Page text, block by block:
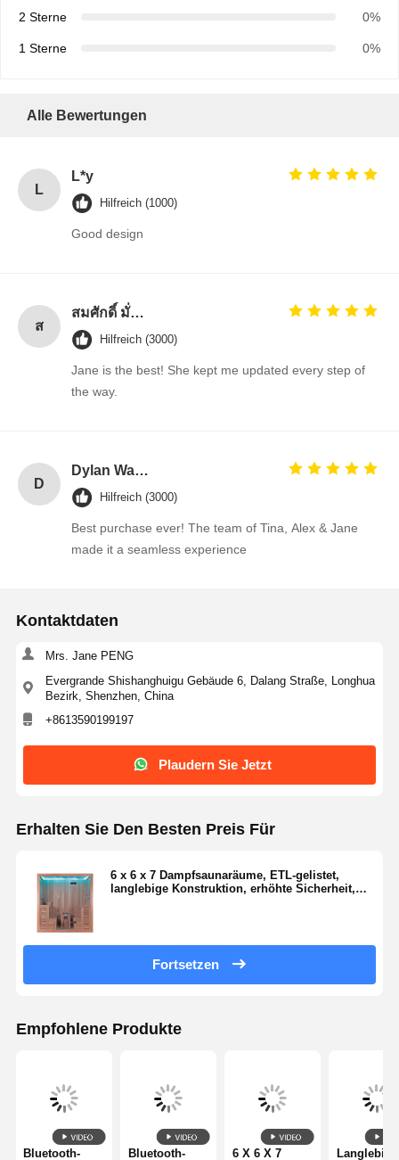
2 Sterne 0%
1 Sterne 0%
Alle Bewertungen
L
L*y
Hilfreich (1000)
Good design
ส
สมศักดิ์ มั่นคง (Somsak Munkong)
Hilfreich (3000)
Jane is the best! She kept me updated every step of
the way.
D
Dylan Walsh
Hilfreich (3000)
Best purchase ever! The team of Tina, Alex & Jane
made it a seamless experience
Kontaktdaten
Mrs. Jane PENG
Evergrande Shishanghuigu Gebäude 6, Dalang Straße, Longhua
Bezirk, Shenzhen, China
+8613590199197
Plaudern Sie Jetzt
Erhalten Sie Den Besten Preis Für
6 x 6 x 7 Dampfsaunaräume, ETL-gelistet,
langlebige Konstruktion, erhöhte Sicherheit,
Fortsetzen
Empfohlene Produkte
Bluetooth- Bluetooth- 6 X 6 X 7